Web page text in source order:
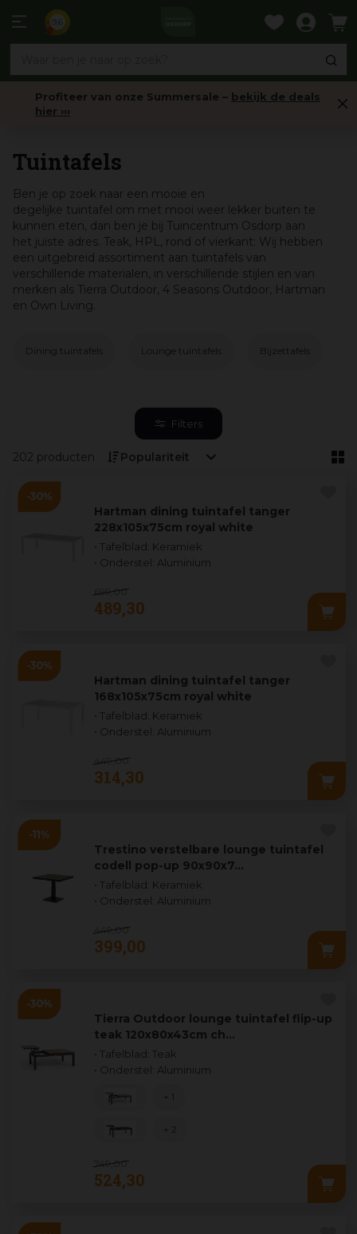
naar
Profiteer van onze Summersale – bekijk de deals
hier ›››
Tuintafels
Ben je op zoek naar een mooie en
degelijke tuintafel om met mooi weer lekker buiten te
kunnen eten, dan ben je bij Tuincentrum Osdorp aan
het juiste adres. Teak, HPL, rond of vierkant: Wij hebben
een uitgebreid assortiment aan tuintafels van
verschillende materialen, in verschillende stijlen en van
merken als Tierra Outdoor, 4 Seasons Outdoor, Hartman
en Own Living.
Dining tuintafels Lounge tuintafels Bijzettafels
Filters
202 producten
Hartman dining tuintafel tanger
228x105x75cm royal white
• Tafelblad: Keramiek
• Onderstel: Aluminium
699 ,00
489,30
Hartman dining tuintafel tanger
168x105x75cm royal white
• Tafelblad: Keramiek
• Onderstel: Aluminium
449 ,00
314,30
Trestino verstelbare lounge tuintafel
codell pop-up 90x90x7…
• Tafelblad: Keramiek
• Onderstel: Aluminium
449 ,00
399,00
Tierra Outdoor lounge tuintafel flip-up
teak 120x80x43cm ch…
• Tafelblad: Teak
• Onderstel: Aluminium
749 ,00
524,30
+ 1
+ 2